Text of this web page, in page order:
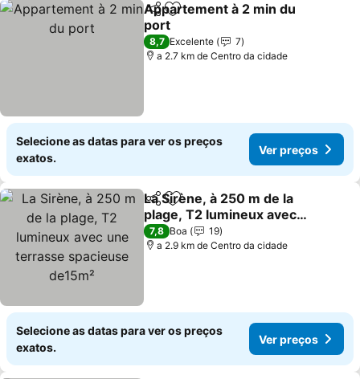
PartilharAdicionar aos favoritos
Appartement à 2 min du
port
8,7 Excelente
7
a 2.7 km de Centro da cidade
Selecione as datas para ver os preços
exatos.
Ver preços
PartilharAdicionar aos favoritos
La Sirène, à 250 m de la
plage, T2 lumineux avec
une terrasse spacieuse
de15m²
7,8 Boa
19
a 2.9 km de Centro da cidade
Selecione as datas para ver os preços
exatos.
Ver preços